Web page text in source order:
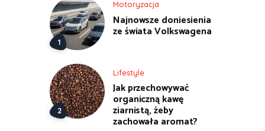
Motoryzacja
Najnowsze doniesienia
ze świata Volkswagena
Lifestyle
Jak przechowywać
organiczną kawę
ziarnistą, żeby
zachowała aromat?